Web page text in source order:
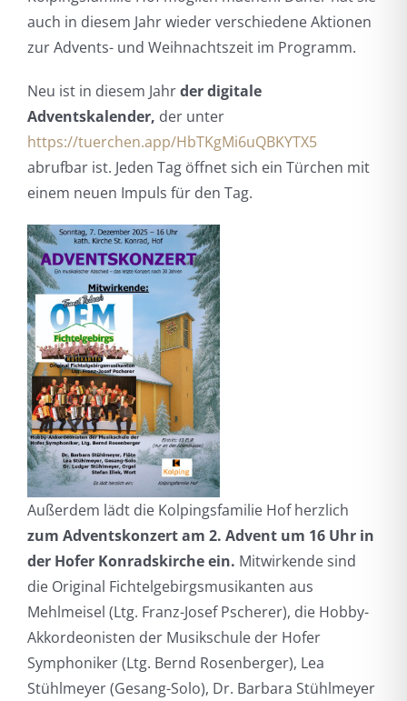
auch in diesem Jahr wieder verschiedene Aktionen
zur Advents- und Weihnachtszeit im Programm.
Neu ist in diesem Jahrder digitale
Adventskalender, der unter
https://tuerchen.app/HbTKgMi6uQBKYTX5
abrufbar ist. Jeden Tag öffnet sich ein Türchen mit
einem neuen Impuls für den Tag.
Außerdem lädt die Kolpingsfamilie Hof herzlich
zum Adventskonzert am 2. Advent um 16 Uhr in
der Hofer Konradskirche ein. Mitwirkende sind
die Original Fichtelgebirgsmusikanten aus
Mehlmeisel (Ltg. Franz-Josef Pscherer), die Hobby-
Akkordeonisten der Musikschule der Hofer
Symphoniker (Ltg. Bernd Rosenberger), Lea
Stühlmeyer (Gesang-Solo), Dr. Barbara Stühlmeyer